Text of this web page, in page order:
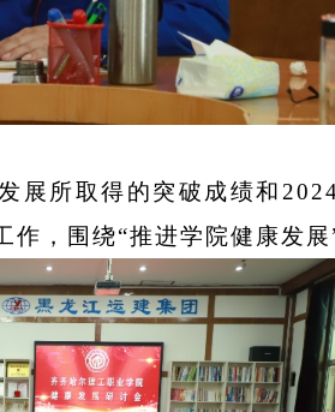
展所取得的突破成绩和
作，围绕“推进学院健康发展